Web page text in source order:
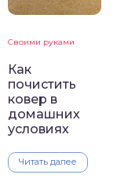
Своими руками
Как
почистить
ковер в
домашних
условиях
Читать далее